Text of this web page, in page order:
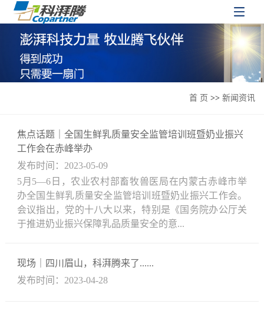
首 页 >> 新闻资讯
焦点话题｜全国生鲜乳质量安全监管培训班暨奶业振兴
工作会在赤峰举办
发布时间：2023-05-09
5月5—6日，农业农村部畜牧兽医局在内蒙古赤峰市举
办全国生鲜乳质量安全监管培训班暨奶业振兴工作会。
会议指出，党的十八大以来，特别是《国务院办公厅关
于推进奶业振兴保障乳品质量安全的意...
现场｜四川眉山，科湃腾来了......
发布时间：2023-04-28